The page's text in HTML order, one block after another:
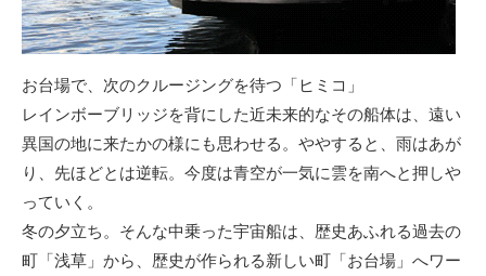
お台場で、次のクルージングを待つ「ヒミコ」
レインボーブリッジを背にした近未来的なその船体は、遠い
異国の地に来たかの様にも思わせる。ややすると、雨はあが
り、先ほどとは逆転。今度は青空が一気に雲を南へと押しや
っていく。
冬の夕立ち。そんな中乗った宇宙船は、歴史あふれる過去の
町「浅草」から、歴史が作られる新しい町「お台場」へワー